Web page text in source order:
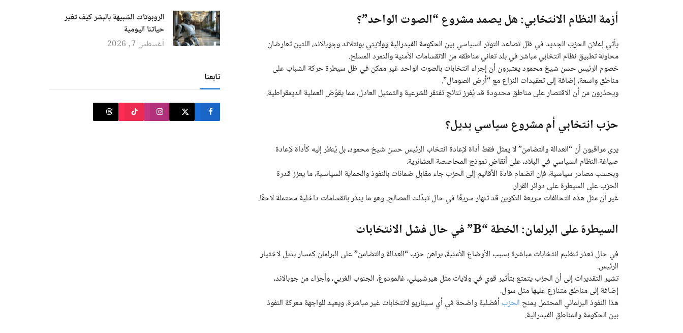
أزمة النظام الانتخابي: هل يصمد مشروع “الصوت الواحد”؟
يأتي إعلان الحزب الجديد في ظل تصاعد التوتر السياسي بين الحكومة الفيدرالية وولايتي بونتلاند وجوبالاند، اللتين تعارضان
محاولة تطبيق نظام انتخابي مباشر في بلد تعاني مناطقه من الانقسامات الأمنية والتمرد المسلح.
خصوم الرئيس حسن شيخ محمود يعتبرون أن إجراء انتخابات بالصوت الواحد غير ممكن في ظل سيطرة حركة الشباب على
مناطق واسعة، إضافة إلى تعقيدات النزاع مع “أرض الصومال”.
ويحذرون من أن الاقتصار على مناطق محدودة قد يُفرز نتائج تفتقر للشرعية والتمثيل العادل، مما يقوّض العملية الديمقراطية.
حزب انتخابي أم مشروع سياسي بديل؟
يرى مراقبون أن “العدالة والتضامن” لا يمثل فقط أداة لإعادة انتخاب الرئيس حسن شيخ محمود، بل يُنظر إليه كأداة لإعادة
صياغة النظام السياسي في البلاد، على أنقاض نموذج المحاصصة العشائرية.
وبحسب مصادر سياسية، فإن انضمام قادة الأقاليم إلى الحزب جاء مقابل ضمانات بالنفوذ والحماية السياسية، ما يعزز قدرة
الحزب على السيطرة على دوائر القرار.
غير أن مثل هذه التحالفات سريعة التكوين قد تنهار سريعًا في حال تبدّلت المصالح، وهو ما ينذر بانقسامات داخلية محتملة لاحقًا.
السيطرة على البرلمان: الخطة “B” في حال فشل الانتخابات
في حال تعذر تنظيم انتخابات مباشرة بسبب الأوضاع الأمنية، يراهن حزب “العدالة والتضامن” على البرلمان كمسار بديل لاختيار
الرئيس.
تشير التقديرات إلى أن الحزب يتمتع بتأثير قوي في ولايات مثل هيرشبيلي، غالمودوغ، الجنوب الغربي، وأجزاء من جوبالاند،
إضافة إلى مناطق متنازع عليها مثل سول.
هذا النفوذ البرلماني المحتمل يمنح الحزب أفضلية واضحة في أي سيناريو لانتخابات غير مباشرة، ويعيد للواجهة معركة النفوذ
بين الحكومة والمناطق الفيدرالية.
الروبوتات الشبيهة بالبشر كيف تغير
حياتنا اليومية
أغسطس 7, 2026
تابعنا